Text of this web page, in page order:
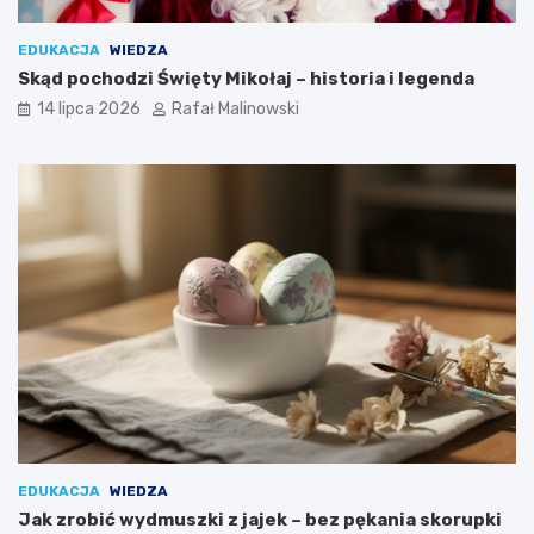
EDUKACJA WIEDZA
Skąd pochodzi Święty Mikołaj – historia i legenda
14 lipca 2026 Rafał Malinowski
EDUKACJA WIEDZA
Jak zrobić wydmuszki z jajek – bez pękania skorupki